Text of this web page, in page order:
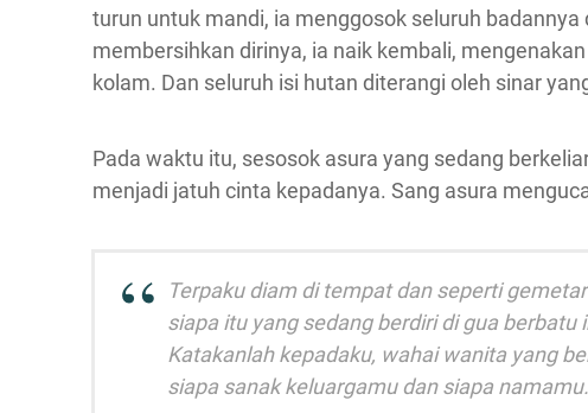
turun untuk mandi, ia menggosok seluruh
membersihkan dirinya, ia naik kembali,
kolam. Dan seluruh isi hutan diterangi oleh sinar
Pada waktu itu, sesosok asura yang sedang
menjadi jatuh cinta kepadanya. Sang asura
Terpaku diam di tempat dan seperti
siapa itu yang sedang berdiri di gua berbatu
Katakanlah kepadaku, wahai wanita yang
siapa sanak keluargamu dan siapa namamu.